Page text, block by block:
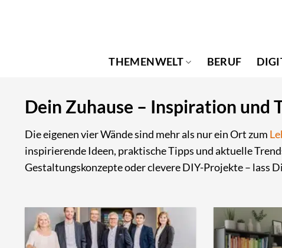
THEMENWELT
BERUF
Dein Zuhause – Inspiration und
Die eigenen vier Wände sind mehr als nur ein Ort zum
inspirierende Ideen, praktische Tipps und aktuelle
Gestaltungskonzepte oder clevere DIY-Projekte – lass